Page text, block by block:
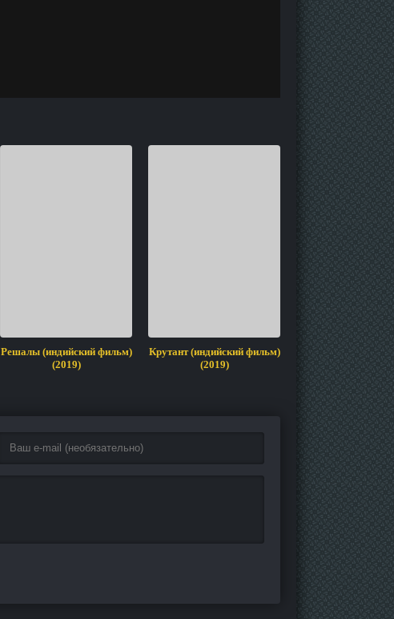
Решалы (индийский фильм)
(2019)
Крутант (индийский фильм)
(2019)
Человек чести
фильм)